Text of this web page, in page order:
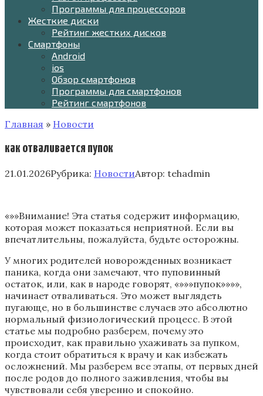
Программы для процессоров
Жесткие диски
Рейтинг жестких дисков
Смартфоны
Android
ios
Обзор смартфонов
Программы для смартфонов
Рейтинг смартфонов
Главная » Новости
как отваливается пупок
21.01.2026Рубрика: НовостиАвтор: tehadmin
«»»Внимание! Эта статья содержит информацию,
которая может показаться неприятной. Если вы
впечатлительны, пожалуйста, будьте осторожны.
У многих родителей новорожденных возникает
паника, когда они замечают, что пуповинный
остаток, или, как в народе говорят, «»»»пупок»»»»,
начинает отваливаться. Это может выглядеть
пугающе, но в большинстве случаев это абсолютно
нормальный физиологический процесс. В этой
статье мы подробно разберем, почему это
происходит, как правильно ухаживать за пупком,
когда стоит обратиться к врачу и как избежать
осложнений. Мы разберем все этапы, от первых дней
после родов до полного заживления, чтобы вы
чувствовали себя уверенно и спокойно.